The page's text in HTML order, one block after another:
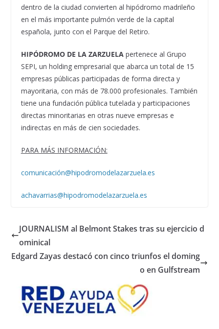
dentro de la ciudad convierten al hipódromo madrileño
en el más importante pulmón verde de la capital
española, junto con el Parque del Retiro.
HIPÓDROMO DE LA ZARZUELApertenece al Grupo
SEPI, un holding empresarial que abarca un total de 15
empresas públicas participadas de forma directa y
mayoritaria, con más de 78.000 profesionales. También
tiene una fundación pública tutelada y participaciones
directas minoritarias en otras nueve empresas e
indirectas en más de cien sociedades.
PARA MÁS INFORMACIÓN:
comunicación@hipodromodelazarzuela.es
achavarrias@hipodromodelazarzuela.es
JOURNALISM al Belmont Stakes tras su ejercicio d
ominical
Edgard Zayas destacó con cinco triunfos el doming
o en Gulfstream